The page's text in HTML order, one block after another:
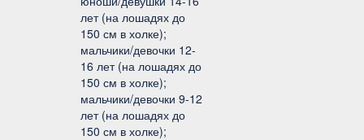
лет (на лошадях до
150 см в холке);
мальчики/девочки 12-
16 лет (на лошадях до
150 см в холке);
мальчики/девочки 9-12
лет (на лошадях до
150 см в холке);